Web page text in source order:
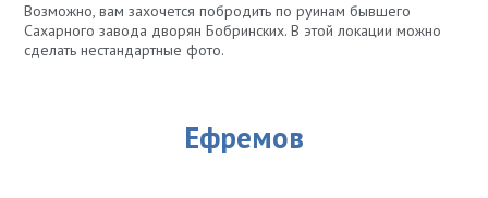
Возможно, вам захочется побродить по руинам бывшего
Сахарного завода дворян Бобринских. В этой локации можно
сделать нестандартные фото.
Ефремов